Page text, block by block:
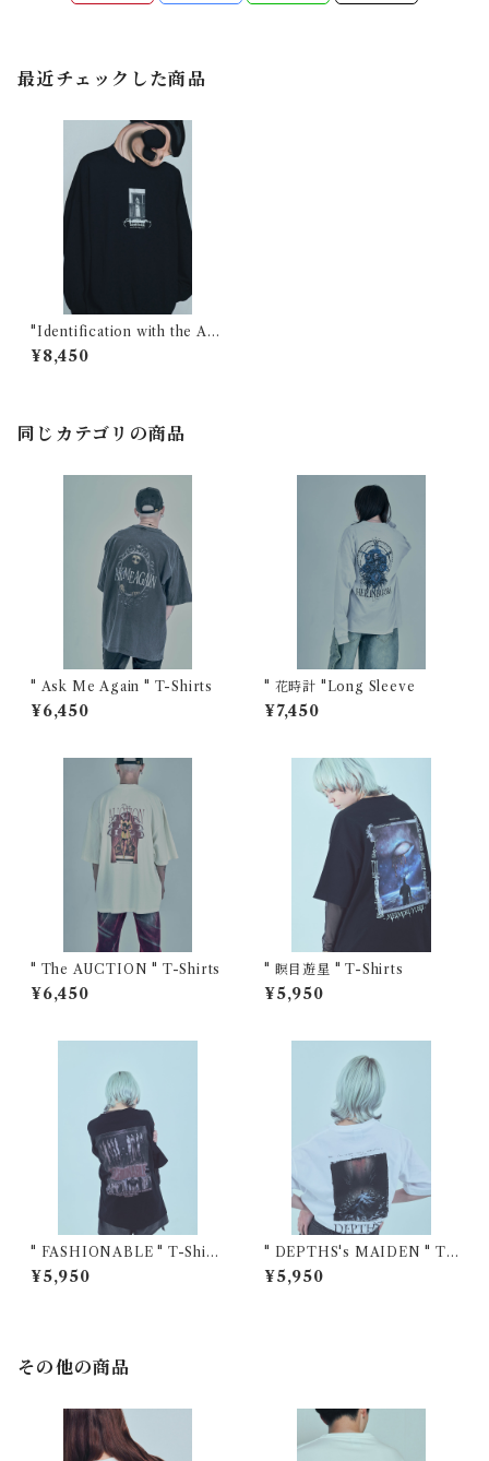
最近チェックした商品
"Identification with the Ag
gressor" Sweat
¥8,450
同じカテゴリの商品
" Ask Me Again " T-Shirts
¥6,450
" 花時計 "Long Sleeve
¥7,450
" The AUCTION " T-Shirts
¥6,450
" 瞑目遊星 " T-Shirts
¥5,950
" FASHIONABLE " T-Shirt
s
¥5,950
" DEPTHS's MAIDEN " T-
Shirts
¥5,950
その他の商品